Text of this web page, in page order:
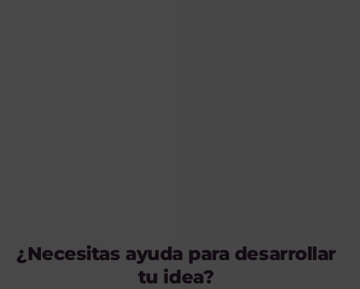
¿Necesitas ayuda para desarrollar
tu idea?